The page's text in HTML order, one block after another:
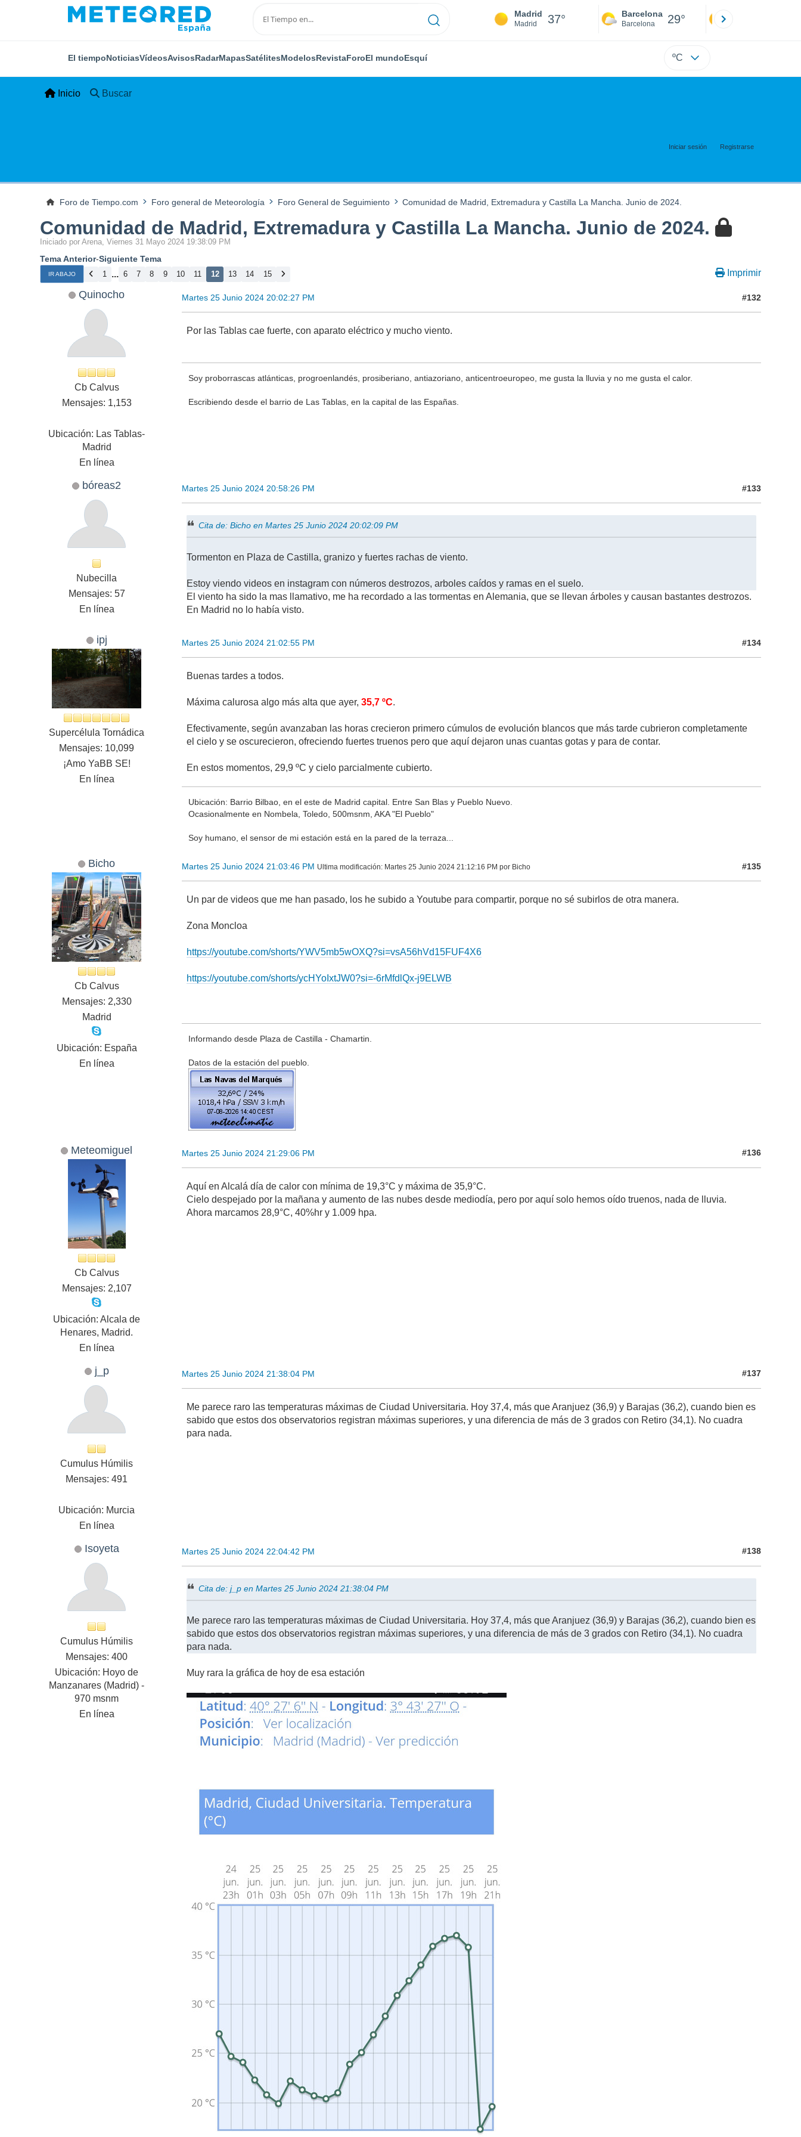
Madrid
Madrid 37° Barcelona
Barcelona 29°
El tiempoNoticiasVídeosAvisosRadarMapasSatélitesModelosRevistaForoEl mundoEsquí ºC
Inicio Buscar
Iniciar sesión Registrarse
Foro de Tiempo.com Foro general de Meteorología Foro General de Seguimiento Comunidad de Madrid, Extremadura y Castilla La Mancha. Junio de 2024.
Comunidad de Madrid, Extremadura y Castilla La Mancha. Junio de 2024.
Iniciado por Arena, Viernes 31 Mayo 2024 19:38:09 PM
Tema Anterior-Siguiente Tema
IR ABAJO 1 ... 6 7 8 9 10 11 12 13 14 15 Imprimir
Quinocho
Cb Calvus
Mensajes: 1,153
Ubicación: Las Tablas-
Madrid
En línea
Martes 25 Junio 2024 20:02:27 PM #132
Por las Tablas cae fuerte, con aparato eléctrico y mucho viento.
Soy proborrascas atlánticas, progroenlandés, prosiberiano, antiazoriano, anticentroeuropeo, me gusta la lluvia y no me gusta el calor.
Escribiendo desde el barrio de Las Tablas, en la capital de las Españas.
bóreas2
Nubecilla
Mensajes: 57
En línea
Martes 25 Junio 2024 20:58:26 PM #133
Cita de: Bicho en Martes 25 Junio 2024 20:02:09 PM
Tormenton en Plaza de Castilla, granizo y fuertes rachas de viento.
Estoy viendo videos en instagram con números destrozos, arboles caídos y ramas en el suelo.
El viento ha sido la mas llamativo, me ha recordado a las tormentas en Alemania, que se llevan árboles y causan bastantes destrozos.
En Madrid no lo había visto.
ipj
Supercélula Tornádica
Mensajes: 10,099
¡Amo YaBB SE!
En línea
Martes 25 Junio 2024 21:02:55 PM #134
Buenas tardes a todos.
Máxima calurosa algo más alta que ayer,35,7 ºC.
Efectivamente, según avanzaban las horas crecieron primero cúmulos de evolución blancos que más tarde cubrieron completamente
el cielo y se oscurecieron, ofreciendo fuertes truenos pero que aquí dejaron unas cuantas gotas y para de contar.
En estos momentos, 29,9 ºC y cielo parcialmente cubierto.
Ubicación: Barrio Bilbao, en el este de Madrid capital. Entre San Blas y Pueblo Nuevo.
Ocasionalmente en Nombela, Toledo, 500msnm, AKA "El Pueblo"
Soy humano, el sensor de mi estación está en la pared de la terraza...
Bicho
Cb Calvus
Mensajes: 2,330
Madrid
Ubicación: España
En línea
Martes 25 Junio 2024 21:03:46 PM Ultima modificación: Martes 25 Junio 2024 21:12:16 PM por Bicho #135
Un par de videos que me han pasado, los he subido a Youtube para compartir, porque no sé subirlos de otra manera.
Zona Moncloa
https://youtube.com/shorts/YWV5mb5wOXQ?si=vsA56hVd15FUF4X6
https://youtube.com/shorts/ycHYoIxtJW0?si=-6rMfdlQx-j9ELWB
Informando desde Plaza de Castilla - Chamartin.
Datos de la estación del pueblo.
Meteomiguel
Cb Calvus
Mensajes: 2,107
Ubicación: Alcala de
Henares, Madrid.
En línea
Martes 25 Junio 2024 21:29:06 PM #136
Aquí en Alcalá día de calor con mínima de 19,3°C y máxima de 35,9°C.
Cielo despejado por la mañana y aumento de las nubes desde mediodía, pero por aquí solo hemos oído truenos, nada de lluvia.
Ahora marcamos 28,9°C, 40%hr y 1.009 hpa.
j_p
Cumulus Húmilis
Mensajes: 491
Ubicación: Murcia
En línea
Martes 25 Junio 2024 21:38:04 PM #137
Me parece raro las temperaturas máximas de Ciudad Universitaria. Hoy 37,4, más que Aranjuez (36,9) y Barajas (36,2), cuando bien es
sabido que estos dos observatorios registran máximas superiores, y una diferencia de más de 3 grados con Retiro (34,1). No cuadra
para nada.
Isoyeta
Cumulus Húmilis
Mensajes: 400
Ubicación: Hoyo de
Manzanares (Madrid) -
970 msnm
En línea
Martes 25 Junio 2024 22:04:42 PM #138
Cita de: j_p en Martes 25 Junio 2024 21:38:04 PM
Me parece raro las temperaturas máximas de Ciudad Universitaria. Hoy 37,4, más que Aranjuez (36,9) y Barajas (36,2), cuando bien es
sabido que estos dos observatorios registran máximas superiores, y una diferencia de más de 3 grados con Retiro (34,1). No cuadra
para nada.
Muy rara la gráfica de hoy de esa estación